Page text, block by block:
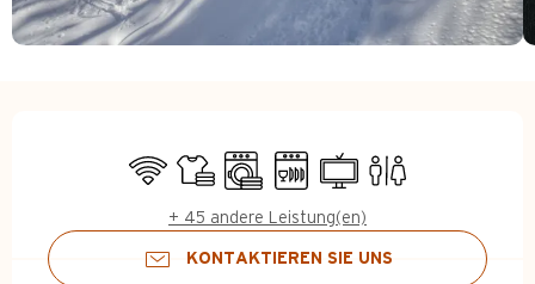
Öffnungszeiten &
Wi-Fi Bettwäsche und Laken
Waschmaschine
Geschirrspülmaschine
FernsehenToiletten
+ 45 andere Leistung(en)
KONTAKTIEREN SIE UNS